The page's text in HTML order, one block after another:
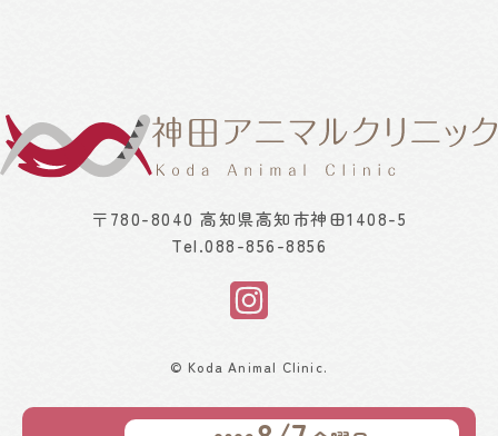
〒780-8040 高知県高知市神田1408-5
Tel.088-856-8856
© Koda Animal Clinic.